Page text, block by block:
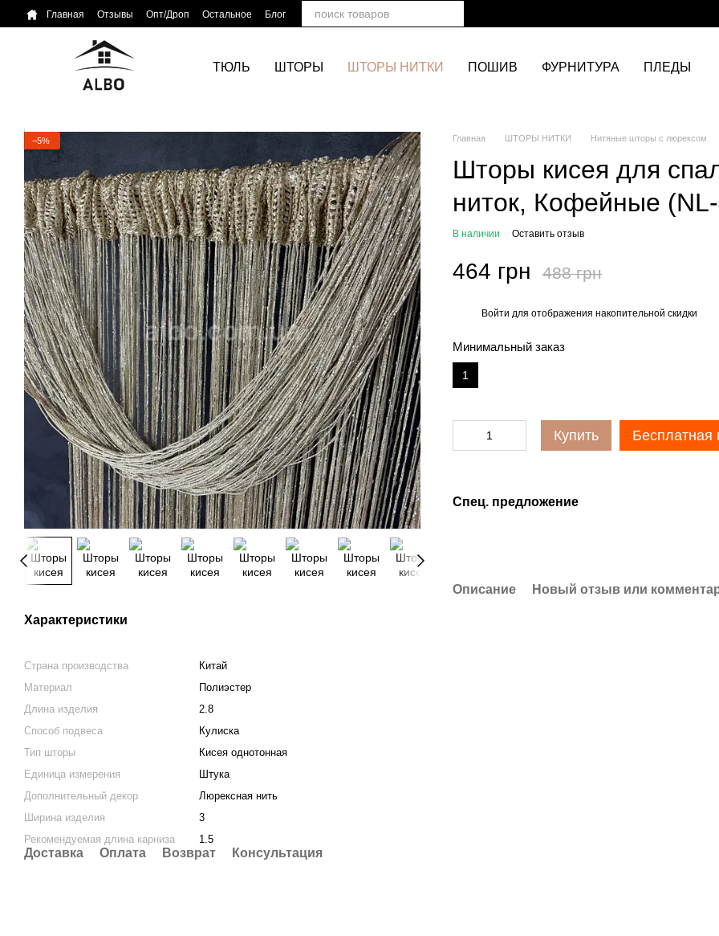
Перейти к основному контенту
Главная Отзывы Опт/Дроп Остальное Блог
ТЮЛЬ ШТОРЫ ШТОРЫ НИТКИ ПОШИВ ФУРНИТУРА ПЛЕДЫ
−5%
Характеристики
Страна производства
Китай
Материал
Полиэстер
Длина изделия
2.8
Способ подвеса
Кулиска
Тип шторы
Кисея однотонная
Единица измерения
Штука
Дополнительный декор
Люрексная нить
Ширина изделия
3
Рекомендуемая длина карниза
1.5
Доставка Оплата Возврат Консультация
Главная ШТОРЫ НИТКИ Нитяные шторы с люрексом
Шторы кисея для
ниток, Кофейные
В наличии Оставить отзыв
464 грн 488 грн
Войти для отображения накопительной скидки
Минимальный заказ
1
Купить Бесплатная
Спец. предложение
Описание Новый отзыв или